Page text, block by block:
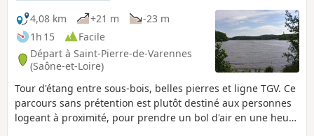
4,08 km
+21 m
-23 m
1h 15
Facile
Départ à Saint-Pierre-de-Varennes
(Saône-et-Loire)
Tour d'étang entre sous-bois, belles pierres et ligne TGV. Ce
parcours sans prétention est plutôt destiné aux personnes
logeant à proximité, pour prendre un bol d'air en une heure